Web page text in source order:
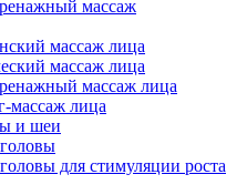
массаж
массаж лица
массаж лица
массаж лица
массаж лица
и шеи
для стимуляции роста